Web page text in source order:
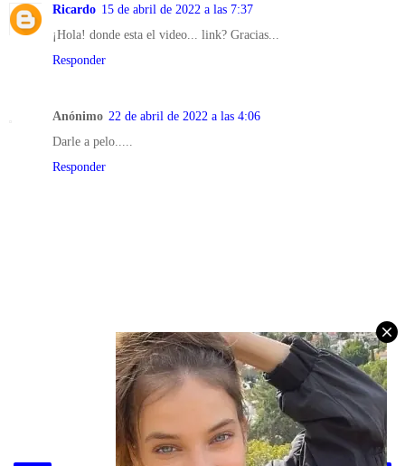
Ricardo 15 de abril de 2022 a las 7:37
¡Hola! donde esta el video... link? Gracias...
Responder
Anónimo 22 de abril de 2022 a las 4:06
Darle a pelo.....
Responder